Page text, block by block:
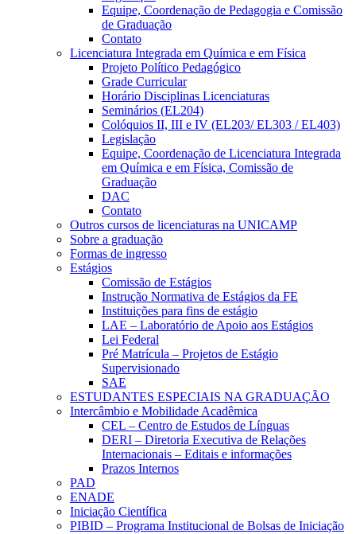
Equipe, Coordenação de Pedagogia e Comissão
de Graduação
Contato
Licenciatura Integrada em Química e em Física
Projeto Político Pedagógico
Grade Curricular
Horário Disciplinas Licenciaturas
Seminários (EL204)
Colóquios II, III e IV (EL203/ EL303 / EL403)
Legislação
Equipe, Coordenação de Licenciatura Integrada
em Química e em Física, Comissão de
Graduação
DAC
Contato
Outros cursos de licenciaturas na UNICAMP
Sobre a graduação
Formas de ingresso
Estágios
Comissão de Estágios
Instrução Normativa de Estágios da FE
Instituições para fins de estágio
LAE – Laboratório de Apoio aos Estágios
Lei Federal
Pré Matrícula – Projetos de Estágio
Supervisionado
SAE
ESTUDANTES ESPECIAIS NA GRADUAÇÃO
Intercâmbio e Mobilidade Acadêmica
CEL – Centro de Estudos de Línguas
DERI – Diretoria Executiva de Relações
Internacionais – Editais e informações
Prazos Internos
PAD
ENADE
Iniciação Científica
PIBID – Programa Institucional de Bolsas de Iniciação